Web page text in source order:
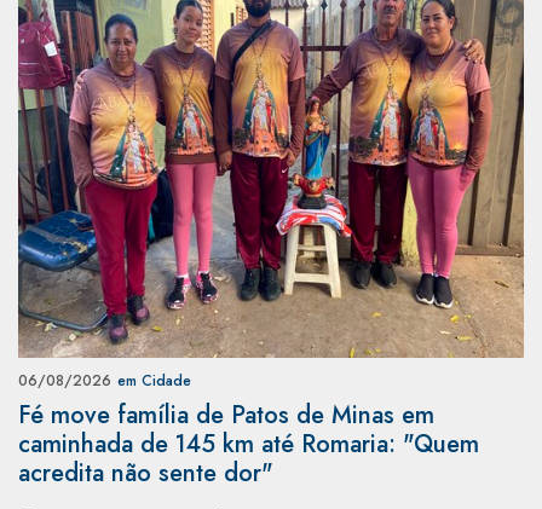
06/08/2026 em Cidade
Fé move família de Patos de Minas em
caminhada de 145 km até Romaria: "Quem
acredita não sente dor"